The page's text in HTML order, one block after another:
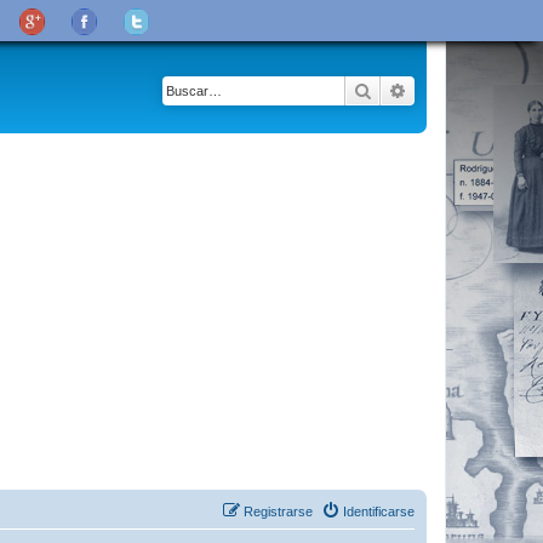
Buscar Búsqueda
Identificarse
Registrarse